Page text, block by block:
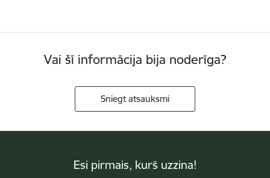
Vai šī informācija bija noderīga?
Sniegt atsauksmi
Esi pirmais, kurš uzzina!